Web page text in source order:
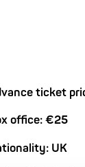
ticket
office: €25
UK